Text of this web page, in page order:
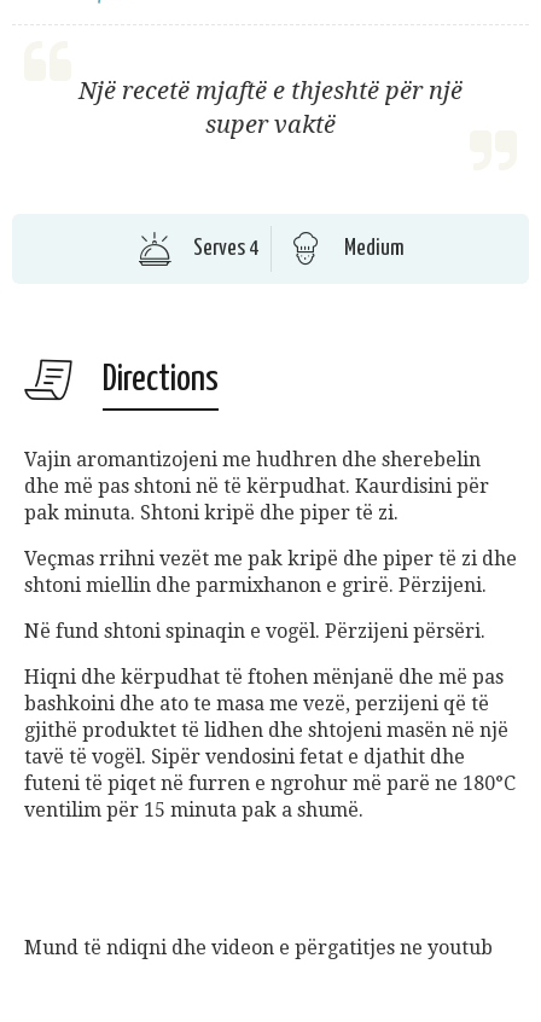
Një recetë mjaftë e thjeshtë për një
super vaktë
Serves 4 Medium
Directions
Vajin aromantizojeni me hudhren dhe sherebelin
dhe më pas shtoni në të kërpudhat. Kaurdisini për
pak minuta. Shtoni kripë dhe piper të zi.
Veçmas rrihni vezët me pak kripë dhe piper të zi dhe
shtoni miellin dhe parmixhanon e grirë. Përzijeni.
Në fund shtoni spinaqin e vogël. Përzijeni përsëri.
Hiqni dhe kërpudhat të ftohen mënjanë dhe më pas
bashkoini dhe ato te masa me vezë, perzijeni që të
gjithë produktet të lidhen dhe shtojeni masën në një
tavë të vogël. Sipër vendosini fetat e djathit dhe
futeni të piqet në furren e ngrohur më parë ne 180°C
ventilim për 15 minuta pak a shumë.
Mund të ndiqni dhe videon e përgatitjes ne youtub